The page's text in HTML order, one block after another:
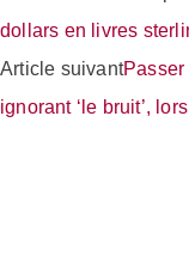
dollars en livres
Article suivantPasser
ignorant ‘le bruit’,